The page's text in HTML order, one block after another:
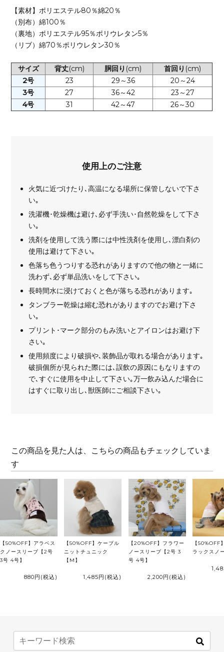
【素材】ポリエステル80％綿20％
（別布）綿100％
（裏地）ポリエステル95％ポリウレタン5％
（リブ）綿70％ポリウレタン30％
サイズ 背丈(cm) 胴回り (cm) 首回り (cm)
2号
23 29～36
20～24
3号
27 36～42
23～27
4号
31 42～47 26～30
使用上のご注意
火気に近づけたり､高温になる場所に保管しないで下さ
い｡
洗濯機･乾燥機は避け､必ず手洗い･自然乾燥をして下さ
い｡
洗剤を使用して洗う際には中性洗剤を使用し､漂白剤の
使用は避けて下さい｡
色落ち色うつりする恐れがありますので他の物と一緒に
洗わず､必ず単品洗いをして下さい｡
長時間水に浸けておくと色が落ちる恐れがあります｡
タンブラー乾燥は縮む恐れがありますのでお避け下さ
い｡
プリント･マーク部分のもみ洗いとアイロンはお避け下
さい｡
使用頻度により破損や､装飾品が取れる場合があります｡
破損個所が見られた際には､誤飲の原因にもなりますの
で､すぐに使用を中止して下さい｡万一飲み込んだ場合に
はすぐに取り出し､獣医師にご相談下さい｡
この商品を見た人は、こちらの商品もチェックしていま
す
【50%OFF】アラベス
クノースリーブ【2号
3号 4号】
880円 (税込)
【50%OFF】ケーブル
ニットチュニック
【M】
1,485円 (税込)
【20%OFF】フラワー
ノースリーブ【2号 3
号 4号】
2,200円 (税込)
【50%OFF
ラックスノ